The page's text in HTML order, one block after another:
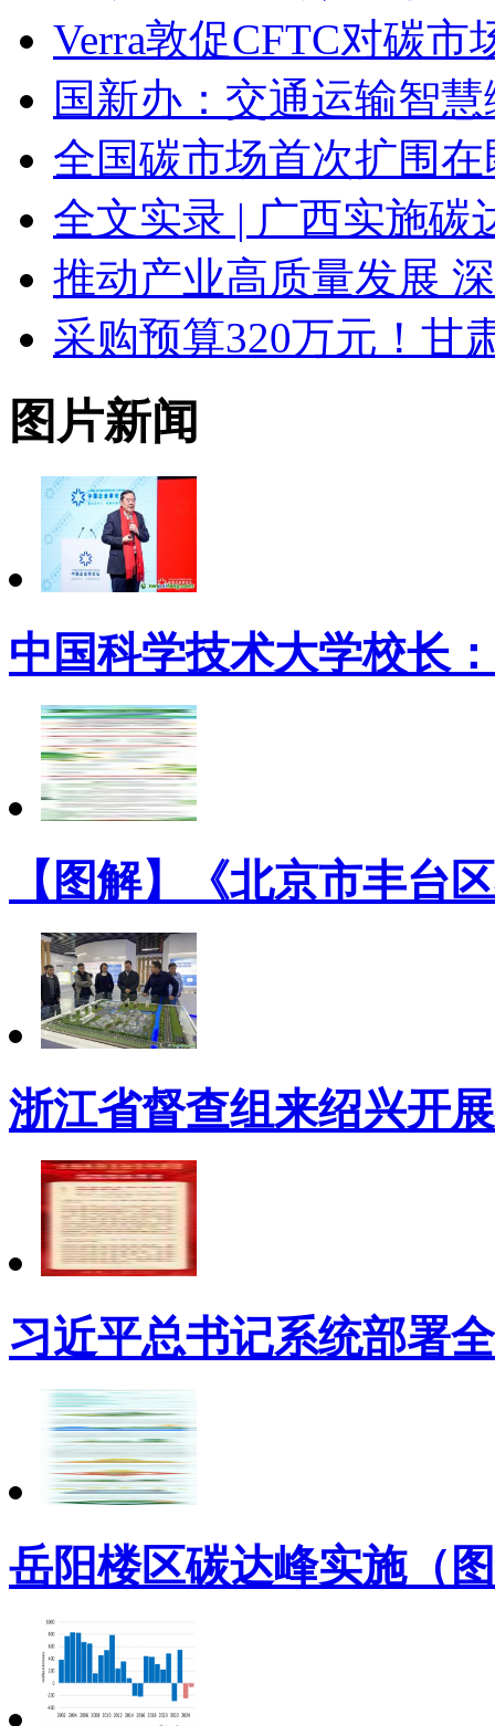
Verra敦促CFTC对碳
国新办：交通运输智
全国碳市场首次扩围
全文实录 | 广西实施碳
推动产业高质量发展
采购预算320万元！甘
图片新闻
中国科学技术大学校长
【图解】《北京市丰台
浙江省督查组来绍兴开
习近平总书记系统部署
岳阳楼区碳达峰实施（